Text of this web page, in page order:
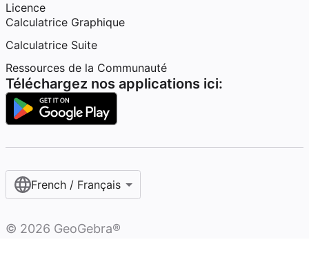
Licence
Calculatrice Graphique
Calculatrice Suite
Ressources de la Communauté
Téléchargez nos applications ici:
French / Français‎
© 2026 GeoGebra®